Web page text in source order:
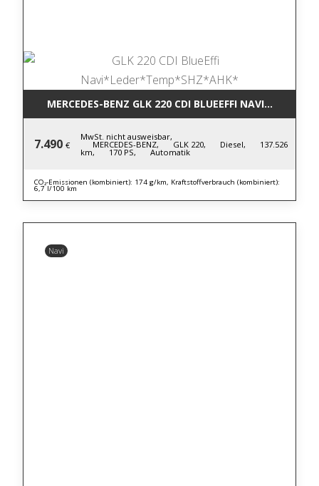
MERCEDES-BENZ GLK 220 CDI
7.490 €
MwSt. nicht ausweisbar,
MERCEDES-BENZ, GLK 220, Diesel, 137.526
km, 170 PS, Automatik
CO₂-Emissionen (kombiniert): 174 g/km, Kraftstoffverbrauch (kombiniert):
6,7 l/100 km
Navi